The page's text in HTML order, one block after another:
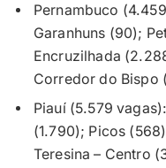
Pernambuco
Garanhuns (90);
Encruzilhada
Corredor do Bispo
Piauí (5.579
(1.790); Picos
Teresina – Centro